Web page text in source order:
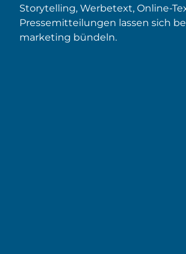
Storytelling, Werbetext, Online-
Pressemitteilungen lassen sich
marketing bündeln.